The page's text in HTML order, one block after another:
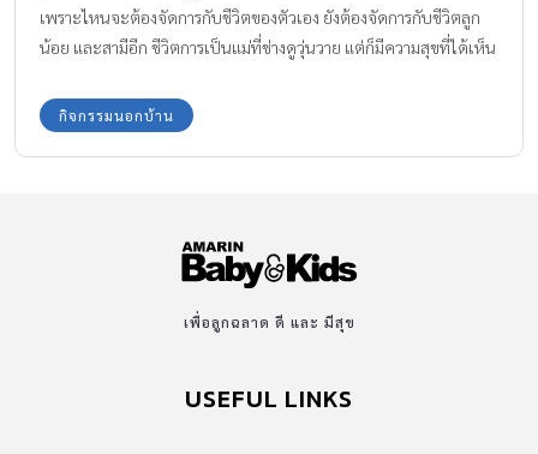
เพราะไหนจะต้องจัดการกับชีวิตของตัวเอง ยังต้องจัดการกับชีวิตลูก
น้อย และสามีอีก ชีวิตการเป็นแม่ที่ช่างดูวุ่นวาย แต่ก็มีความสุขที่ได้เห็น
คุณกิจกรรมนอกบ้าน
เพื่อลูกฉลาด ดี และ มีสุข
USEFUL LINKS